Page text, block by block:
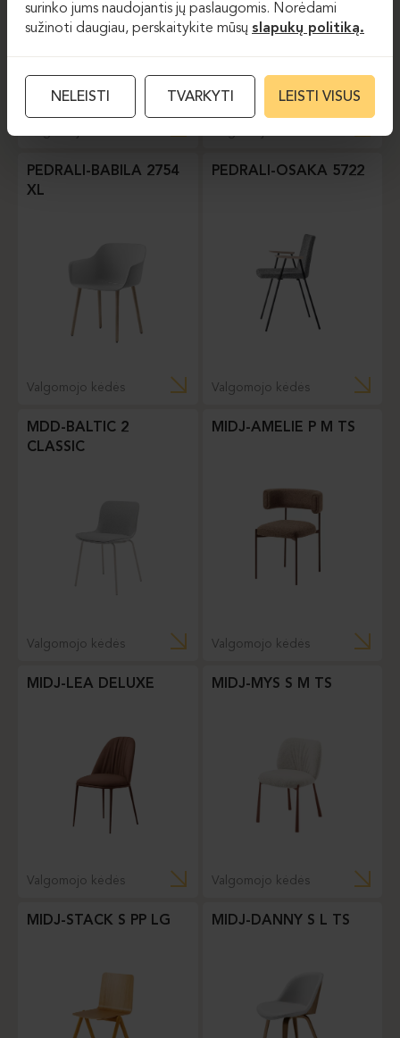
PEDRALI-BABILA 2754
XL
Valgomojo kėdės
PEDRALI-OSAKA 5722
Valgomojo kėdės
MDD-BALTIC 2
CLASSIC
Valgomojo kėdės
MIDJ-AMELIE P M TS
Valgomojo kėdės
MIDJ-LEA DELUXE
Valgomojo kėdės
MIDJ-MYS S M TS
Valgomojo kėdės
MIDJ-STACK S PP LG MIDJ-DANNY S L TS
surinko jums naudojantis jų paslaugomis. Norėdami
sužinoti daugiau, perskaitykite mūsų slapukų politiką.
NELEISTI TVARKYTI LEISTI VISUS